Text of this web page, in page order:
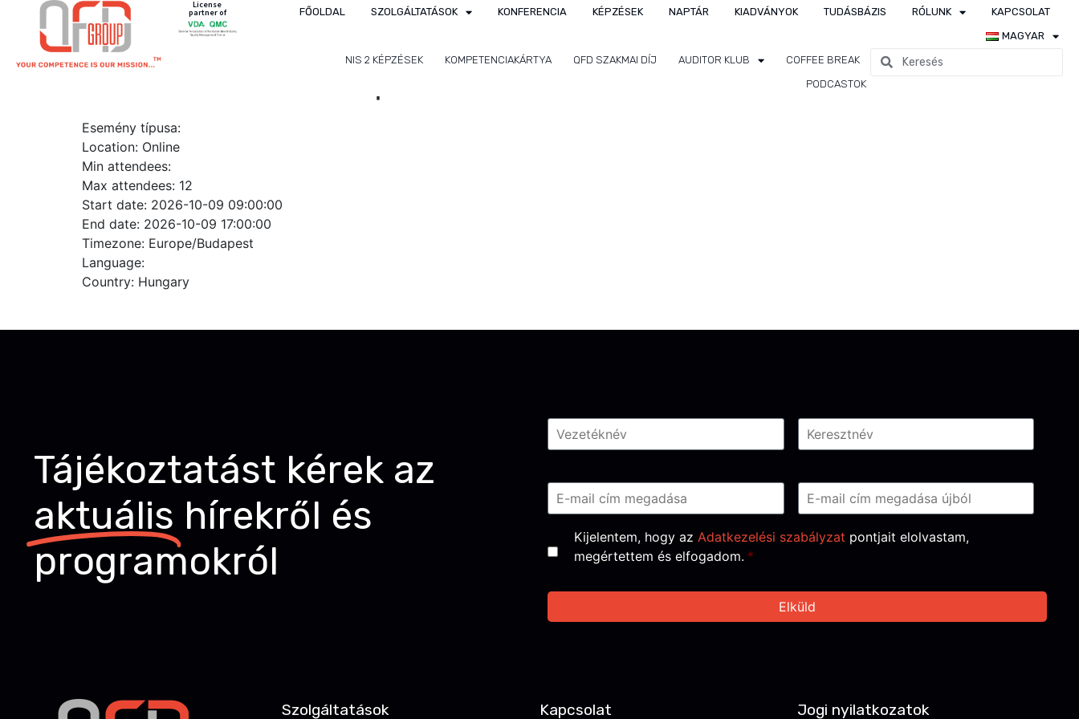
License
partner of FŐOLDAL SZOLGÁLTATÁSOK KONFERENCIA KÉPZÉSEK NAPTÁR KIADVÁNYOK TUDÁSBÁZIS RÓLUNK
KAPCSOLAT
MAGYAR
NIS 2 KÉPZÉSEK
KOMPETENCIAKÁRTYA QFD SZAKMAI DÍJ AUDITOR KLUB
COFFEE BREAK
PODCASTOK
Esemény típusa:
Location: Online
Min attendees:
Max attendees: 12
Start date: 2026-10-09 09:00:00
End date: 2026-10-09 17:00:00
Timezone: Europe/Budapest
Language:
Country: Hungary
Tájékoztatást kérek az
aktuális hírekről és
programokról
Név *
Email *
Consent *
Kijelentem, hogy az Adatkezelési szabályzat pontjait elolvastam,
megértettem és elfogadom. *
Szolgáltatások Kapcsolat Jogi nyilatkozatok